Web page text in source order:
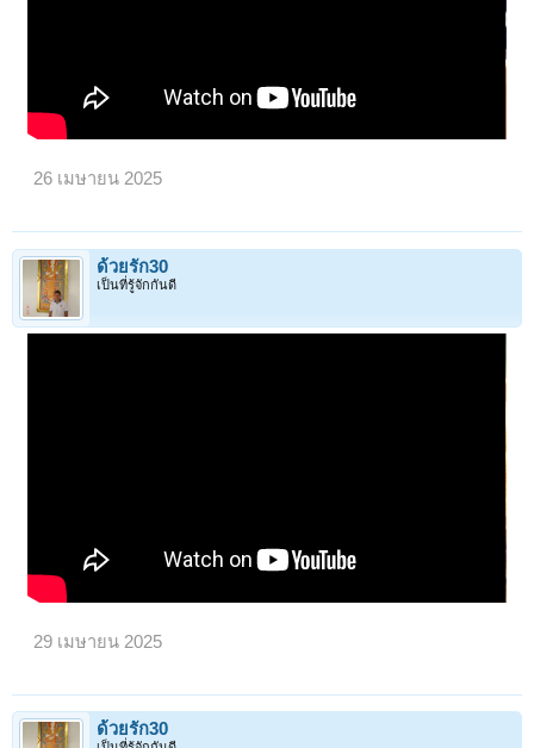
26 เมษายน 2025
ด้วยรัก30
เป็นที่รู้จักกันดี
29 เมษายน 2025
ด้วยรัก30